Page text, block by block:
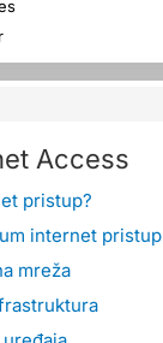
Access
pristup?
internet pristup
mreža